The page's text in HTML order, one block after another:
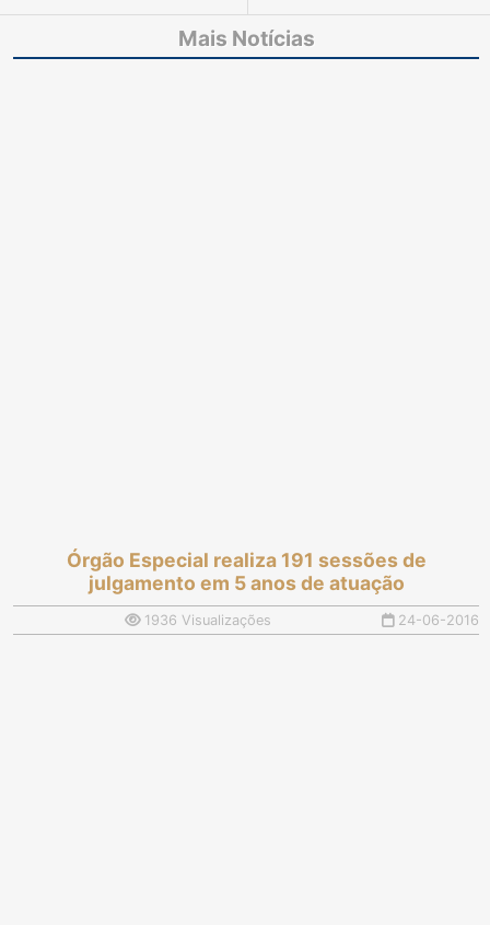
discussão vai a júri
popular
julgamento em 5 anos
de atuação
Mais Notícias
Órgão Especial realiza 191 sessões de
julgamento em 5 anos de atuação
1936 Visualizações 24-06-2016